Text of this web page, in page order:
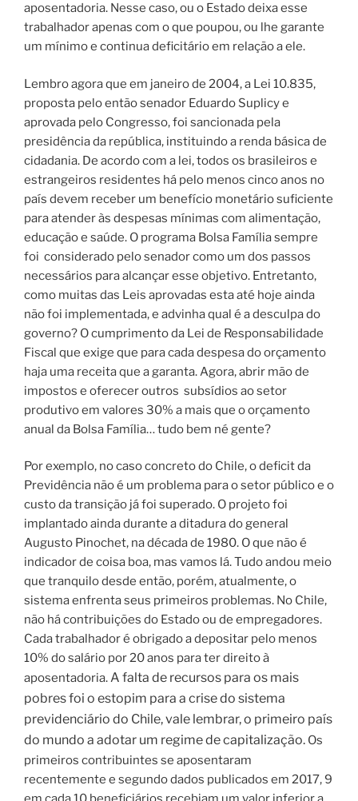
aposentadoria. Nesse caso, ou o Estado deixa esse
trabalhador apenas com o que poupou, ou lhe garante
um mínimo e continua deficitário em relação a ele.
Lembro agora que em janeiro de 2004, a Lei 10.835,
proposta pelo então senador Eduardo Suplicy e
aprovada pelo Congresso, foi sancionada pela
presidência da república, instituindo a renda básica de
cidadania. De acordo com a lei, todos os brasileiros e
estrangeiros residentes há pelo menos cinco anos no
país devem receber um benefício monetário suficiente
para atender às despesas mínimas com alimentação,
educação e saúde. O programa Bolsa Família sempre
foi considerado pelo senador como um dos passos
necessários para alcançar esse objetivo. Entretanto,
como muitas das Leis aprovadas esta até hoje ainda
não foi implementada, e advinha qual é a desculpa do
governo? O cumprimento da Lei de Responsabilidade
Fiscal que exige que para cada despesa do orçamento
haja uma receita que a garanta.Agora, abrir mão de
impostos e oferecer outros subsídios ao setor
produtivo em valores 30% a mais que o orçamento
anual da Bolsa Família… tudo bem né gente?
Por exemplo, no caso concreto do Chile, o deficit da
Previdência não é um problema para o setor público e o
custo da transição já foi superado. O projeto foi
implantado ainda durante a ditadura do general
Augusto Pinochet, na década de 1980. O que não é
indicador de coisa boa, mas vamos lá. Tudo andou meio
que tranquilo desde então, porém, atualmente, o
sistema enfrenta seus primeiros problemas. No Chile,
não há contribuições do Estado ou de empregadores.
Cada trabalhador é obrigado a depositar pelo menos
10% do salário por 20 anos para ter direito à
aposentadoria.A falta de recursos para os mais
pobres foi o estopim para a crise do sistema
previdenciário do Chile, vale lembrar, o primeiro país
do mundo a adotar um regime de capitalização. Os
primeiros contribuintes se aposentaram
recentemente e segundo dados publicados em 2017, 9